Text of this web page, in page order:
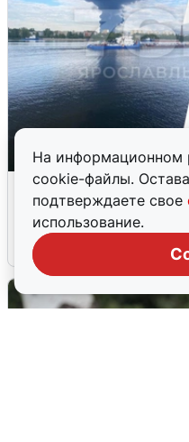
На информационном
cookie-файлы.
подтверждаете свое
использование.
Ночная атака
попадания и
6 августа